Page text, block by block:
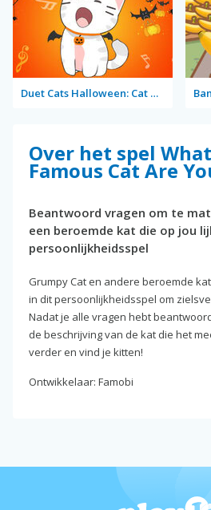
Duet Cats Halloween: Cat Music
Over het spel What
Famous Cat Are
Beantwoord vragen om te
een beroemde kat die op jou
persoonlijkheidsspel
Grumpy Cat en andere beroemde
in dit persoonlijkheidsspel om
Nadat je alle vragen hebt
de beschrijving van de kat die het
verder en vind je kitten!
Ontwikkelaar: Famobi